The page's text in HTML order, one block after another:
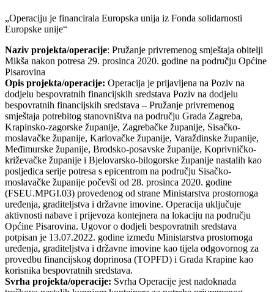
„Operaciju je financirala Europska unija iz Fonda solidarnosti
Europske unije“
Naziv projekta/operacije: Pružanje privremenog smještaja obitelji
Mikša nakon potresa 29. prosinca 2020. godine na području Općine
Pisarovina
Opis projekta/operacije: Operacija je prijavljena na Poziv na
dodjelu bespovratnih financijskih sredstava Poziv na dodjelu
bespovratnih financijskih sredstava – Pružanje privremenog
smještaja potrebitog stanovništva na području Grada Zagreba,
Krapinsko-zagorske županije, Zagrebačke županije, Sisačko-
moslavačke županije, Karlovačke županije, Varaždinske županije,
Međimurske županije, Brodsko-posavske županije, Koprivničko-
križevačke županije i Bjelovarsko-bilogorske županije nastalih kao
posljedica serije potresa s epicentrom na području Sisačko-
moslavačke županije počevši od 28. prosinca 2020. godine
(FSEU.MPGI.03) provedenog od strane Ministarstva prostornoga
uređenja, graditeljstva i državne imovine. Operacija uključuje
aktivnosti nabave i prijevoza kontejnera na lokaciju na području
Općine Pisarovina. Ugovor o dodjeli bespovratnih sredstava
potpisan je 13.07.2022. godine između Ministarstva prostornoga
uređenja, graditeljstva i državne imovine kao tijela odgovornog za
provedbu financijskog doprinosa (TOPFD) i Grada Krapine kao
korisnika bespovratnih sredstava.
Svrha projekta/operacije: Svrha Operacije jest nadoknada